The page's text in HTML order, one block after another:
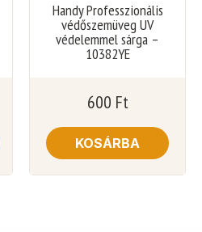
Handy Professzionális
védőszemüveg UV
védelemmel sárga –
10382YE
600 Ft
KOSÁRBA